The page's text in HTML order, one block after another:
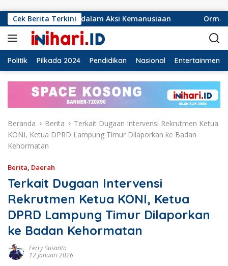
Cek Berita Terkini
dalam Aksi Kemanusiaan Ormas Laskar Lampung
Politik Pilkada 2024 Pendidikan Nasional Entertainment
Beranda Berita
Terkait Dugaan Intervensi Rekrutmen Ketua
KONI, Ketua DPRD Lampung Timur Dilaporkan ke Badan
Kehormatan
Berita, Daerah
Terkait Dugaan Intervensi
Rekrutmen Ketua KONI, Ketua
DPRD Lampung Timur Dilaporkan
ke Badan Kehormatan
Ferry Susanto
12 Januari 2026